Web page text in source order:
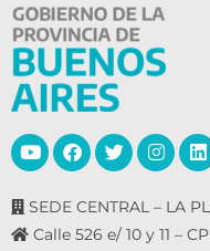
SEDE CENTRAL – LA
Calle 526 e/ 10 y 11 –